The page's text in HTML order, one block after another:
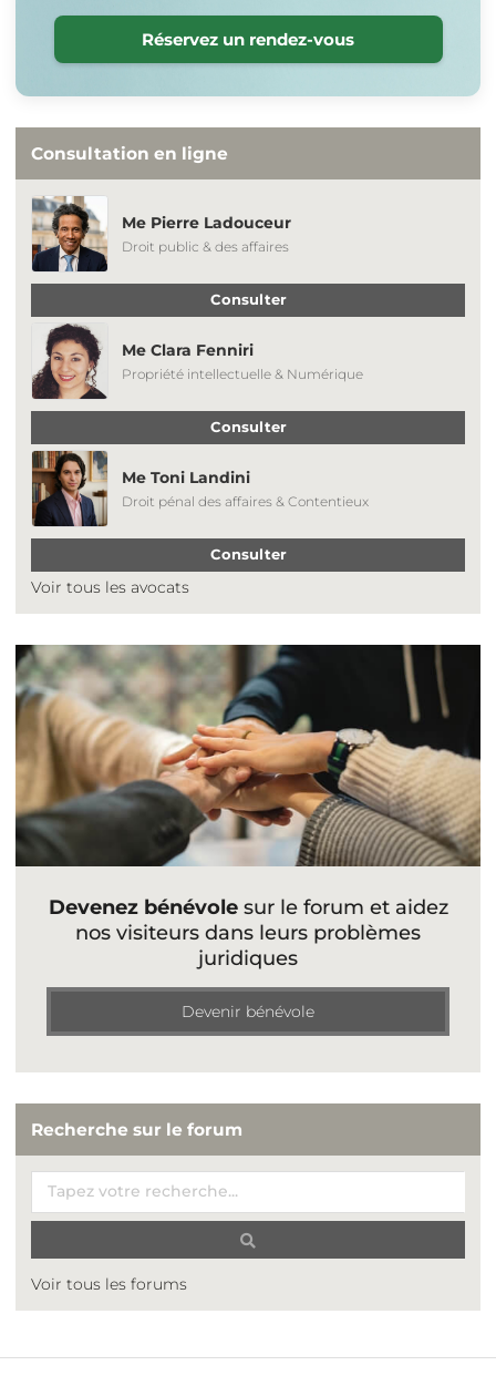
Réservez un rendez-vous
Consultation en ligne
Me Pierre Ladouceur
Droit public & des affaires
Consulter
Me Clara Fenniri
Propriété intellectuelle & Numérique
Consulter
Me Toni Landini
Droit pénal des affaires & Contentieux
Consulter
Voir tous les avocats
Devenez bénévolesur le forum et aidez
nos visiteurs dans leurs problèmes
juridiques
Devenir bénévole
Recherche sur le forum
Voir tous les forums